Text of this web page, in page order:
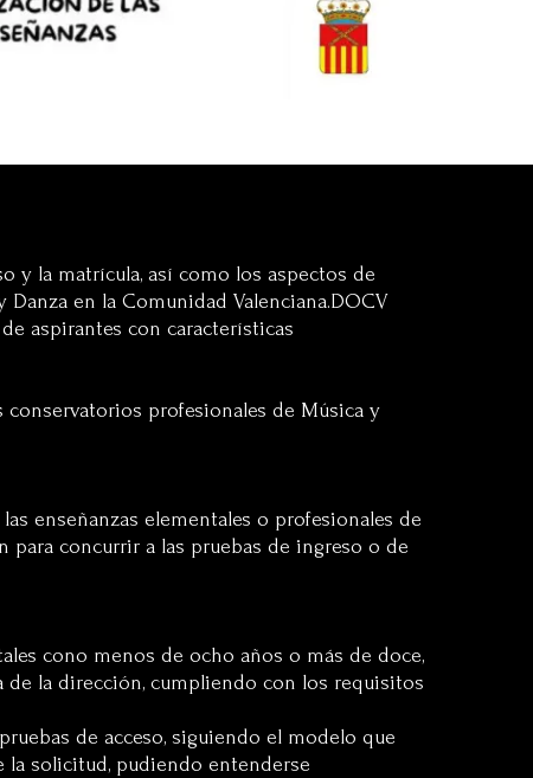
y la matrícula, así como los aspectos de
en la Comunidad Valenciana.DOCV
aspirantes con características
profesionales de Música y
enseñanzas elementales o profesionales de
para concurrir a las pruebas de ingreso o de
cono menos de ocho años o más de doce,
de la dirección, cumpliendo con los requisitos
de acceso, siguiendo el modelo que
la solicitud, pudiendo entenderse